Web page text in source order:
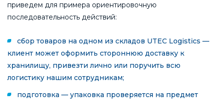
приведем для примера ориентировочную
последовательность действий:
сбор товаров на одном из складов UTEC Logistics —
клиент может оформить стороннюю доставку к
хранилищу, привезти лично или поручить всю
логистику нашим сотрудникам;
подготовка — упаковка проверяется на предмет